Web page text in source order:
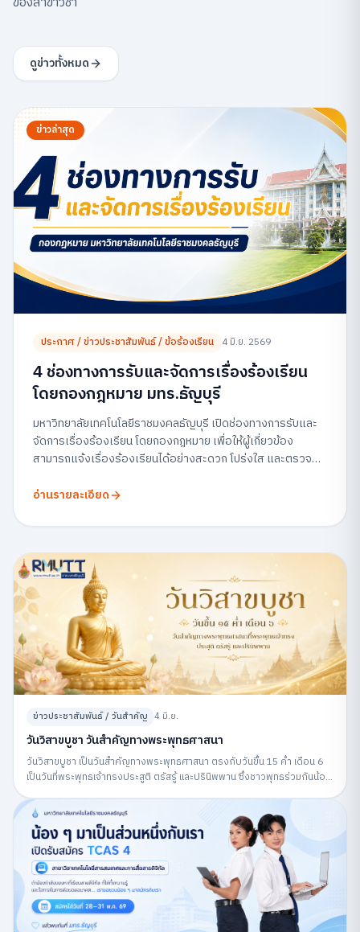
ดูข่าวทั้งหมด
ข่าวล่าสุด
ประกาศ / ข่าวประชาสัมพันธ์ / ข้อร้องเรียน 4 มิ.ย. 2569
4 ช่องทางการรับและจัดการเรื่องร้องเรียน
โดยกองกฎหมาย มทร.ธัญบุรี
มหาวิทยาลัยเทคโนโลยีราชมงคลธัญบุรี เปิดช่องทางการรับและ
จัดการเรื่องร้องเรียน โดยกองกฎหมาย เพื่อให้ผู้เกี่ยวข้อง
สามารถแจ้งเรื่องร้องเรียนได้อย่างสะดวก โปร่งใส และตรวจ
อ่านรายละเอียด
ข่าวประชาสัมพันธ์ / วันสำคัญ 4 มิ.ย.
วันวิสาขบูชา วันสำคัญทางพระพุทธศาสนา
วันวิสาขบูชา เป็นวันสำคัญทางพระพุทธศาสนา ตรงกับวันขึ้น 15 ค่ำ เดือน 6
เป็นวันที่พระพุทธเจ้าทรงประสูติ ตรัสรู้ และปรินิพพาน ซึ่งชาวพุทธร่วมกันน้อม